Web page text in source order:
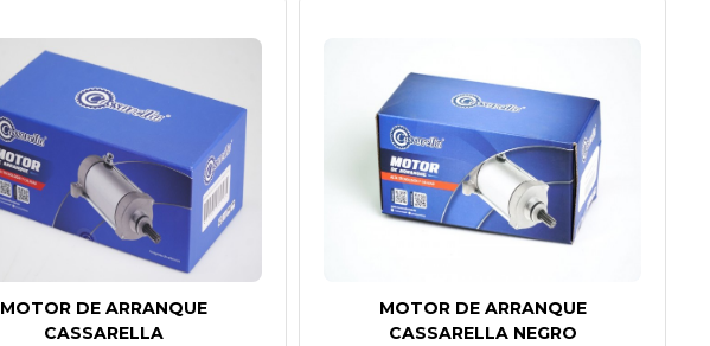
MOTOR DE ARRANQUE
CASSARELLA
MOTOR DE ARRANQUE
CASSARELLA NEGRO